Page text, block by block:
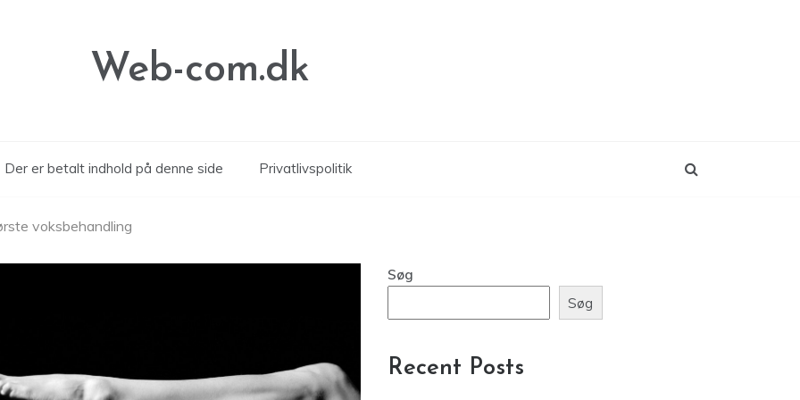
Web-com.dk
Der er betalt indhold på denne side Privatlivspolitik
voksbehandling
Søg
Søg
Recent Posts